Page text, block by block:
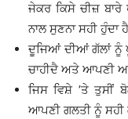
ਜੇਕਰ ਕਿਸੇ ਚੀਜ਼ ਬਾਰੇ
ਨਾਲ ਸੁਣਨਾ ਸਹੀ ਹੁੰਦਾ
ਦੂਜਿਆਂ ਦੀਆਂ ਗੱਲਾਂ ਨੂੰ
ਚਾਹੀਦੈ ਅਤੇ ਆਪਣੀ
ਜਿਸ ਵਿਸ਼ੇ ’ਤੇ ਤੁਸੀਂ
ਆਪਣੀ ਗਲਤੀ ਨੂੰ ਸਹੀ